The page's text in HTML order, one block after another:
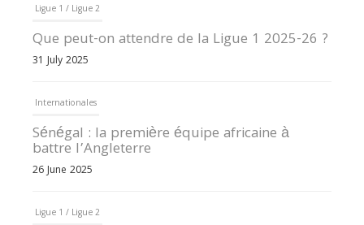
Ligue 1 / Ligue 2
Que peut-on attendre de la Ligue 1 2025-26 ?
31 July 2025
Internationales
Sénégal : la première équipe africaine à
battre l’Angleterre
26 June 2025
Ligue 1 / Ligue 2